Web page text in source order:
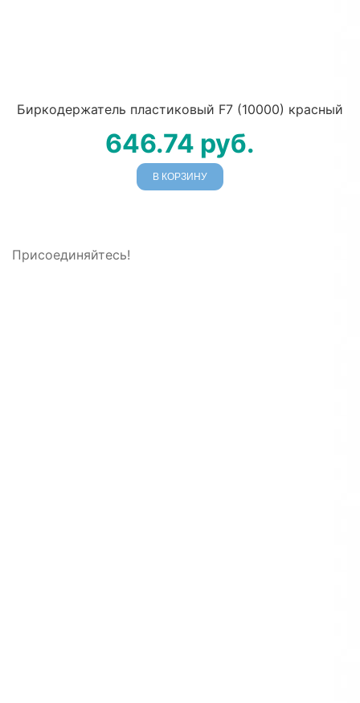
Биркодержатель пластиковый F7 (10000) красный
646.74 руб.
В КОРЗИНУ
Присоединяйтесь!